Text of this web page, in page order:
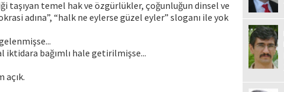
temel hak ve özgürlükler, çoğunluğun dinsel ve
adına”, “halk ne eylerse güzel eyler” sloganı ile yok
iktidara bağımlı hale getirilmişse...
açık.